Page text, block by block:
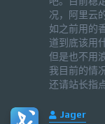
况，阿里云
如之前用的
道到底该用
但是也不用
我目前的情
还请站长指
Jager